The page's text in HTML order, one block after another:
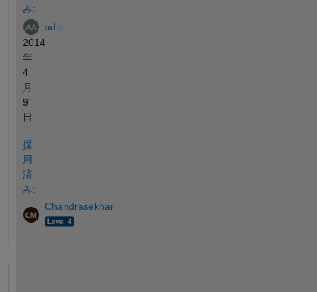
み:
aditi
2014
年
4
月
9
日
採
用
済
み:
Chandrasekhar